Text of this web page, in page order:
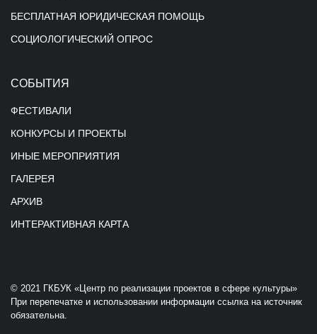
БЕСПЛАТНАЯ ЮРИДИЧЕСКАЯ ПОМОЩЬ
СОЦИОЛОГИЧЕСКИЙ ОПРОС
СОБЫТИЯ
ФЕСТИВАЛИ
КОНКУРСЫ И ПРОЕКТЫ
ИНЫЕ МЕРОПРИЯТИЯ
ГАЛЕРЕЯ
АРХИВ
ИНТЕРАКТИВНАЯ КАРТА
© 2021 ГКБУК «Центр по реализации проектов в сфере культуры»
При перепечатке и использовании информации ссылка на источник
обязательна.